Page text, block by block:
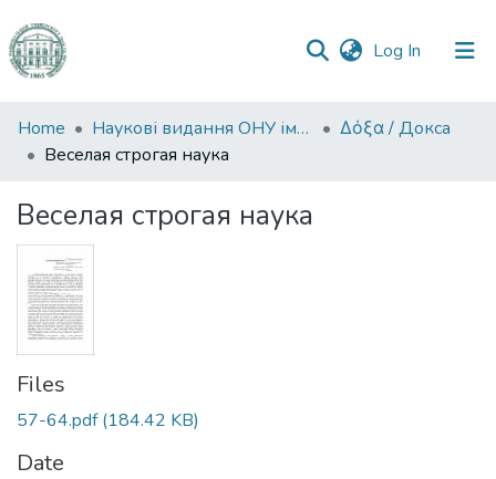
Log In (current)
Communities
&
All of DSpace
Statistics
Home Наукові видання ОНУ імені І. І. Мечникова
Δόξα / Докса
Веселая строгая наука
Веселая строгая наука
Files
57-64.pdf(184.42 KB)
Date